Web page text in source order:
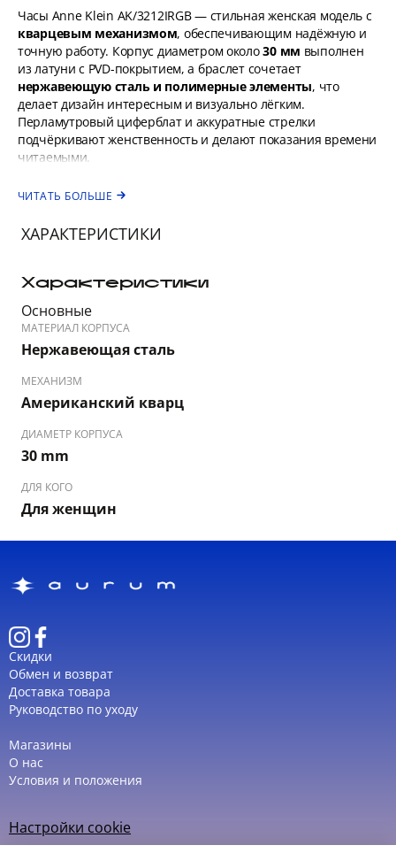
Часы Anne Klein AK/3212IRGB — стильная женская модель с
кварцевым механизмом, обеспечивающим надёжную и
точную работу. Корпус диаметром около30 мм выполнен
из латуни с PVD-покрытием, а браслет сочетает
нержавеющую сталь и полимерные элементы, что
делает дизайн интересным и визуально лёгким.
Перламутровый циферблат и аккуратные стрелки
подчёркивают женственность и делают показания времени
читаемыми.
брызг и дождя, но не подходит для плавания. Стекло-линза
защиту от царапин.
с продуманным дизайном и практичностью. Их часы часто
функциональность, подходя как к ежедневным, так и к более
формальным образам.
ЧИТАТЬ БОЛЬШЕ
ХАРАКТЕРИСТИКИ
Характеристики
Основные
МАТЕРИАЛ КОРПУСА
Нержавеющая сталь
МЕХАНИЗМ
Американский кварц
ДИАМЕТР КОРПУСА
30 mm
ДЛЯ КОГО
Для женщин
Скидки
Обмен и возврат
Доставка товара
Руководство по уходу
Магазины
О нас
Условия и положения
Настройки cookie